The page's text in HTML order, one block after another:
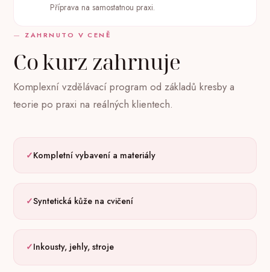
Příprava na samostatnou praxi.
ZAHRNUTO V CENĚ
Co kurz zahrnuje
Komplexní vzdělávací program od základů kresby a
teorie po praxi na reálných klientech.
Kompletní vybavení a materiály
Syntetická kůže na cvičení
Inkousty, jehly, stroje